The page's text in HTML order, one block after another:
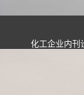
化工企业内刊